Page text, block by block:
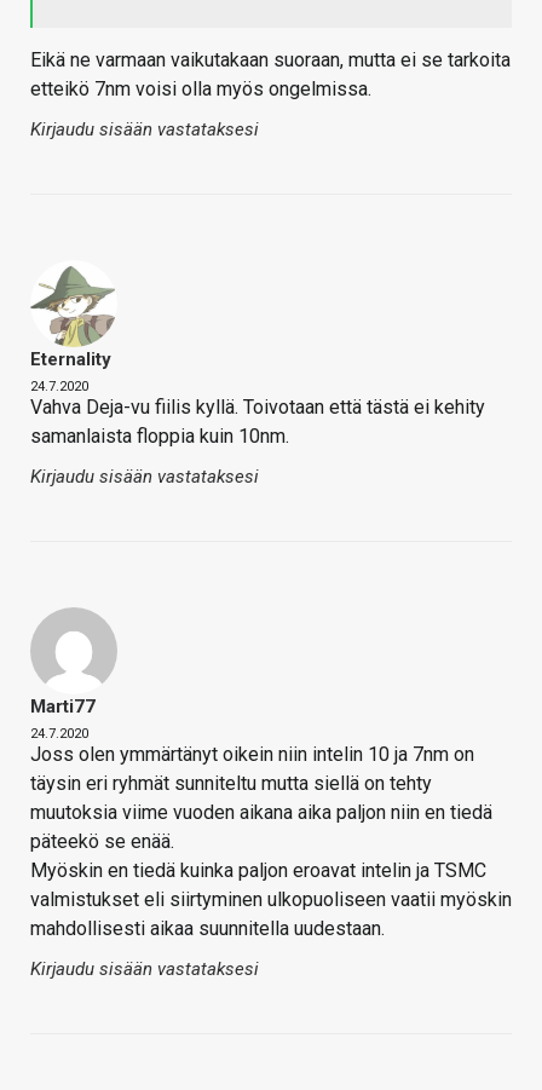
Eikä ne varmaan vaikutakaan suoraan, mutta ei se tarkoita
etteikö 7nm voisi olla myös ongelmissa.
Kirjaudu sisään vastataksesi
Eternality
24.7.2020
Vahva Deja-vu fiilis kyllä. Toivotaan että tästä ei kehity
samanlaista floppia kuin 10nm.
Kirjaudu sisään vastataksesi
Marti77
24.7.2020
Joss olen ymmärtänyt oikein niin intelin 10 ja 7nm on
täysin eri ryhmät sunniteltu mutta siellä on tehty
muutoksia viime vuoden aikana aika paljon niin en tiedä
päteekö se enää.
Myöskin en tiedä kuinka paljon eroavat intelin ja TSMC
valmistukset eli siirtyminen ulkopuoliseen vaatii myöskin
mahdollisesti aikaa suunnitella uudestaan.
Kirjaudu sisään vastataksesi